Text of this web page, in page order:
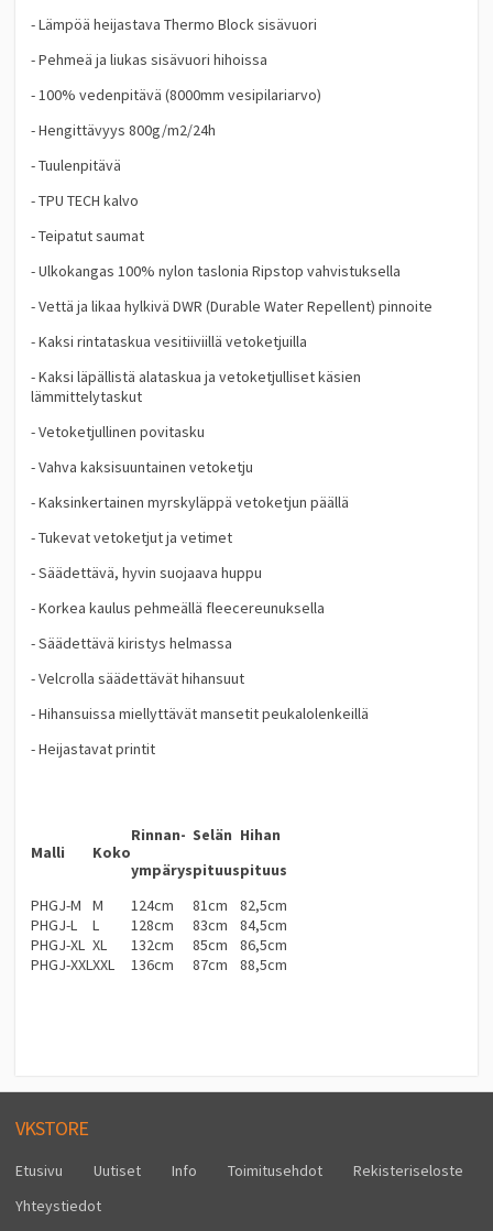
- Lämpöä heijastava Thermo Block sisävuori
- Pehmeä ja liukas sisävuori hihoissa
- 100% vedenpitävä (8000mm vesipilariarvo)
- Hengittävyys 800g/m2/24h
- Tuulenpitävä
- TPU TECH kalvo
- Teipatut saumat
- Ulkokangas 100% nylon taslonia Ripstop vahvistuksella
- Vettä ja likaa hylkivä DWR (Durable Water Repellent) pinnoite
- Kaksi rintataskua vesitiiviillä vetoketjuilla
- Kaksi läpällistä alataskua ja vetoketjulliset käsien
lämmittelytaskut
- Vetoketjullinen povitasku
- Vahva kaksisuuntainen vetoketju
- Kaksinkertainen myrskyläppä vetoketjun päällä
- Tukevat vetoketjut ja vetimet
- Säädettävä, hyvin suojaava huppu
- Korkea kaulus pehmeällä fleecereunuksella
- Säädettävä kiristys helmassa
- Velcrolla säädettävät hihansuut
- Hihansuissa miellyttävät mansetit peukalolenkeillä
- Heijastavat printit
Malli Koko
Rinnan-
ympärys
Selän
pituus
Hihan
pituus
PHGJ-M
M 124cm 81cm
82,5cm
PHGJ-L
L 128cm 83cm
84,5cm
PHGJ-XL
XL 132cm 85cm
86,5cm
PHGJ-XXL XXL 136cm 87cm 88,5cm
VKSTORE
Etusivu Uutiset Info Toimitusehdot
Rekisteriseloste
Yhteystiedot